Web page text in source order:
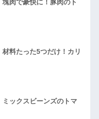
塊肉で豪快に！豚肉のト
材料たった5つだけ！カリ
ミックスビーンズのトマ